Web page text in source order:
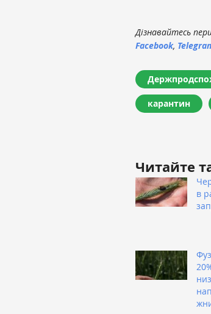
Дізнавайтесь
Facebook,
карантин
Читайте
в